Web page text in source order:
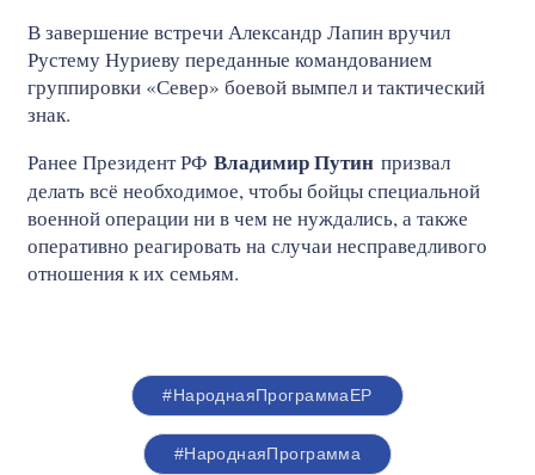
В завершение встречи Александр Лапин вручил
Рустему Нуриеву переданные командованием
группировки «Север» боевой вымпел и тактический
знак.
Ранее Президент РФ Владимир Путин призвал
делать всё необходимое, чтобы бойцы специальной
военной операции ни в чем не нуждались, а также
оперативно реагировать на случаи несправедливого
отношения к их семьям.
#НароднаяПрограммаЕР
#НароднаяПрограмма